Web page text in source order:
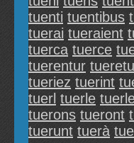
tuenti tuentibus
tuerai tueraient
tuerca tuerce
tuerentur
tueriez tuerint
tuerl tuerle
tuerons tueront
tuerunt tuerà